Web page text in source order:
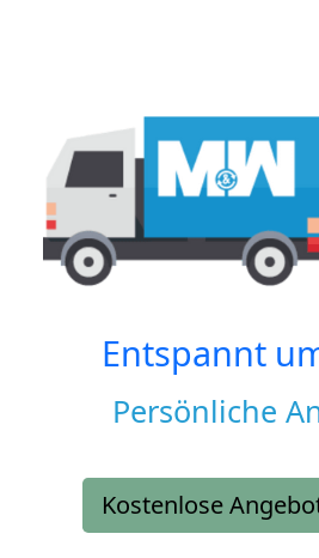
Entspannt
Persönliche
Kostenlose